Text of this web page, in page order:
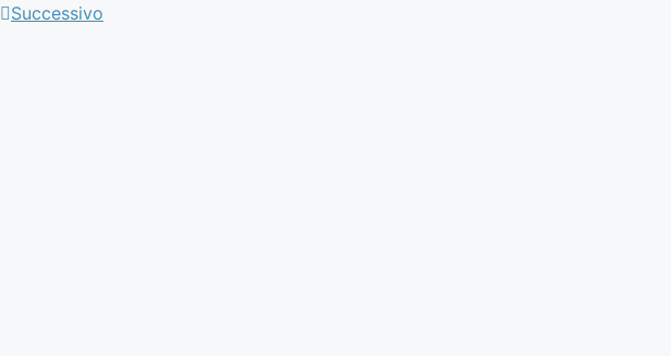
Successivo